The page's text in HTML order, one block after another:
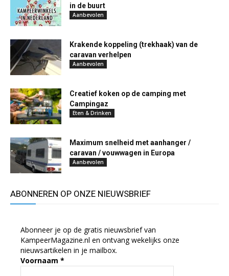
in de buurt
Aanbevolen
Krakende koppeling (trekhaak) van de
caravan verhelpen
Aanbevolen
Creatief koken op de camping met
Campingaz
Eten & Drinken
Maximum snelheid met aanhanger /
caravan / vouwwagen in Europa
Aanbevolen
ABONNEREN OP ONZE NIEUWSBRIEF
Abonneer je op de gratis nieuwsbrief van
KampeerMagazine.nl en ontvang wekelijks onze
nieuwsartikelen in je mailbox.
Voornaam *